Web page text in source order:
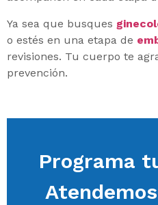
Ya sea que busques
o estés en una etapa de
revisiones. Tu cuerpo te
prevención.
Programa